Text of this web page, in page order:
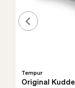
Tempur
Original Kudde